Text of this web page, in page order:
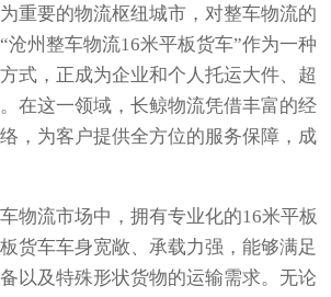
重要的物流枢纽城市，对整车物流的
沧州整车物流16米平板货车”作为一种
式，正成为企业和个人托运大件、超
在这一领域，长鲸物流凭借丰富的经
，为客户提供全方位的服务保障，成
物流市场中，拥有专业化的16米平板
货车车身宽敞、承载力强，能够满足
以及特殊形状货物的运输需求。无论